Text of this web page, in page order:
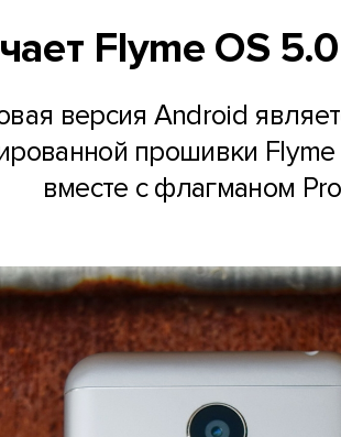
Flyme OS
версия Android
прошивки
вместе с флагманом